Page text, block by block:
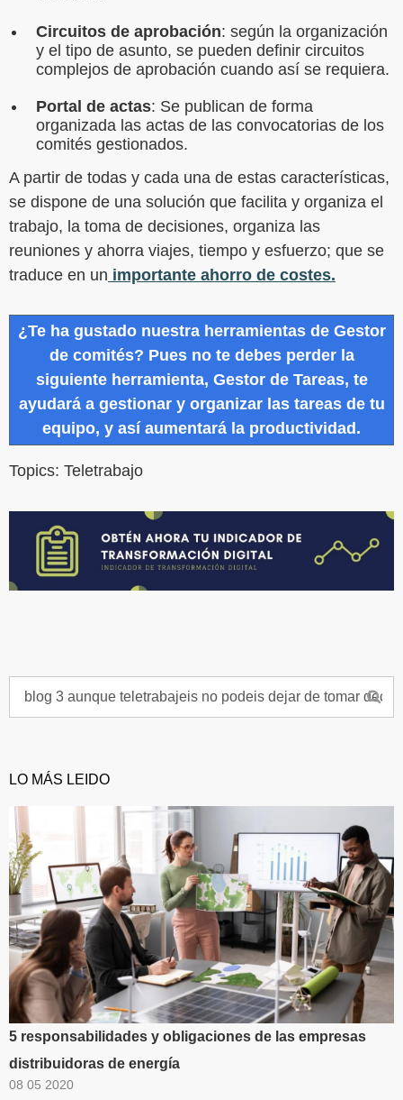
Circuitos de aprobación: según la organización
y el tipo de asunto, se pueden definir circuitos
complejos de aprobación cuando así se requiera.
Portal de actas: Se publican de forma
organizada las actas de las convocatorias de los
comités gestionados.
A partir de todas y cada una de estas características,
se dispone de una solución que facilita y organiza el
trabajo, la toma de decisiones, organiza las
reuniones y ahorra viajes, tiempo y esfuerzo; que se
traduce en un importante ahorro de costes.
¿Te ha gustado nuestra herramientas de Gestor
de comités? Pues no te debes perder la
siguiente herramienta, Gestor de Tareas, te
ayudará a gestionar y organizar las tareas de tu
equipo, y así aumentará la productividad.
Topics: Teletrabajo
LO MÁS LEIDO
5 responsabilidades y obligaciones de las empresas
distribuidoras de energía
08 05 2020